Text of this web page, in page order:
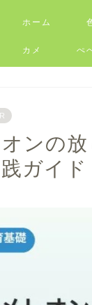
ホーム
カメ ぺ
ンの
ガイド